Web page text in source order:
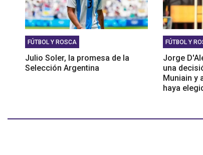
FÚTBOL Y ROSCA
Julio Soler, la promesa de la
Selección Argentina
FÚTBOL Y
Jorge
una
Muniain y
haya